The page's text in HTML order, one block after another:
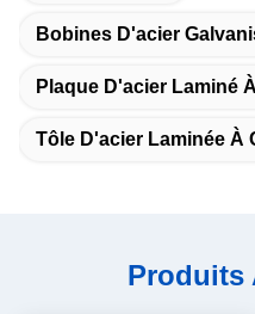
Bobines D'acier
Plaque D'acier Laminé
Tôle D'acier Laminée À
Produits